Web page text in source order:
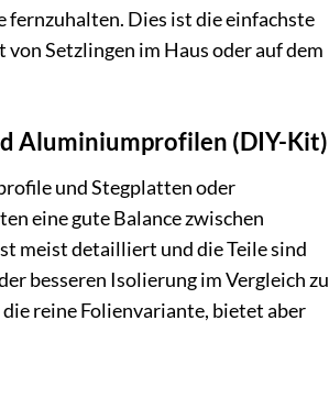
fernzuhalten. Dies ist die einfachste
Setzlingen im Haus oder auf dem
Aluminiumprofilen (DIY-Kit)
und Stegplatten oder
eine gute Balance zwischen
meist detailliert und die Teile sind
besseren Isolierung im Vergleich zu
reine Folienvariante, bietet aber